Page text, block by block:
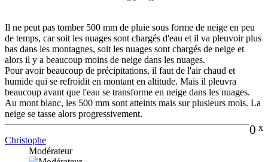
Il ne peut pas tomber 500 mm de pluie sous forme de neige en peu
de temps, car soit les nuages sont chargés d'eau et il va pleuvoir plus
bas dans les montagnes, soit les nuages sont chargés de neige et
alors il y a beaucoup moins de neige dans les nuages.
Pour avoir beaucoup de précipitations, il faut de l'air chaud et
humide qui se refroidit en montant en altitude. Mais il pleuvra
beaucoup avant que l'eau se transforme en neige dans les nuages.
Au mont blanc, les 500 mm sont atteints mais sur plusieurs mois. La
neige se tasse alors progressivement.
0 x
Christophe
Modérateur